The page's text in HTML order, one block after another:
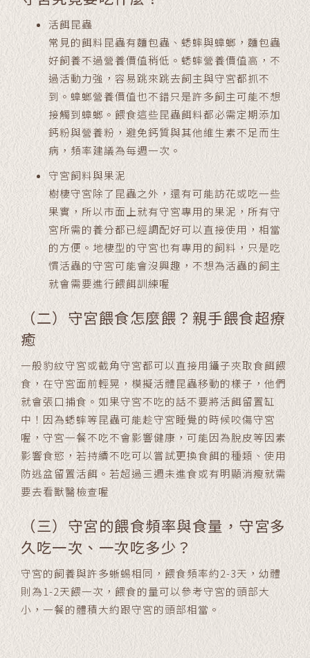
活餌昆蟲
常見的餌料昆蟲有麵包蟲、蟋蟀與蟑螂，麵包蟲
好飼養不過營養價值稍低。蟋蟀營養價值高，不
過活動力強，容易跳來跳去飼主與守宮都抓不
到。蟑螂營養價值也不錯只是許多飼主可能不想
接觸到蟑螂。餵食這些昆蟲餌料都必需定期添加
鈣粉與營養粉，避免鈣質與其他維生素不足而生
病，頻率建議為每週一次。
守宮飼料與果泥
樹棲守宮除了昆蟲之外，還有可能訪花或吃一些
果實，所以市面上就有守宮專用的果泥，所有守
宮所需的養分都已經調配好可以直接使用，相當
的方便。地棲型的守宮也有專用的飼料，只是吃
慣活蟲的守宮可能會沒興趣，不想為活蟲的飼主
就會需要進行餵餌訓練喔
（二）守宮餵食怎麼餵？親手餵食超療
癒
一般豹紋守宮或截角守宮都可以直接用鑷子夾取食餌餵
食，在守宮面前輕晃，模擬活體昆蟲移動的樣子，他們
就會張口捕食。如果守宮不吃的話不要將活餌留置缸
中！因為蟋蟀等昆蟲可能趁守宮睡覺的時候咬傷守宮
喔，守宮一餐不吃不會影響健康，可能因為脫皮等因素
影響食慾，若持續不吃可以嘗試更換食餌的種類、使用
防逃盆留置活餌。若超過三週未進食或有明顯消瘦就需
要去看獸醫檢查喔
（三）守宮的餵食頻率與食量，守宮多
久吃一次、一次吃多少？
守宮的飼養與許多蜥蜴相同，餵食頻率約2-3天，幼體
則為1-2天餵一次，餵食的量可以參考守宮的頭部大
小，一餐的體積大約跟守宮的頭部相當。